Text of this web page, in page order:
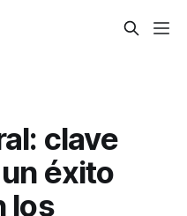
clave
éxito
los